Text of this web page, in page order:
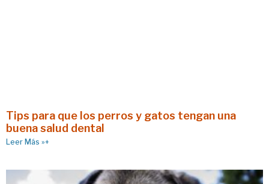
Tips para que los perros y gatos tengan una
buena salud dental
Leer Más »+